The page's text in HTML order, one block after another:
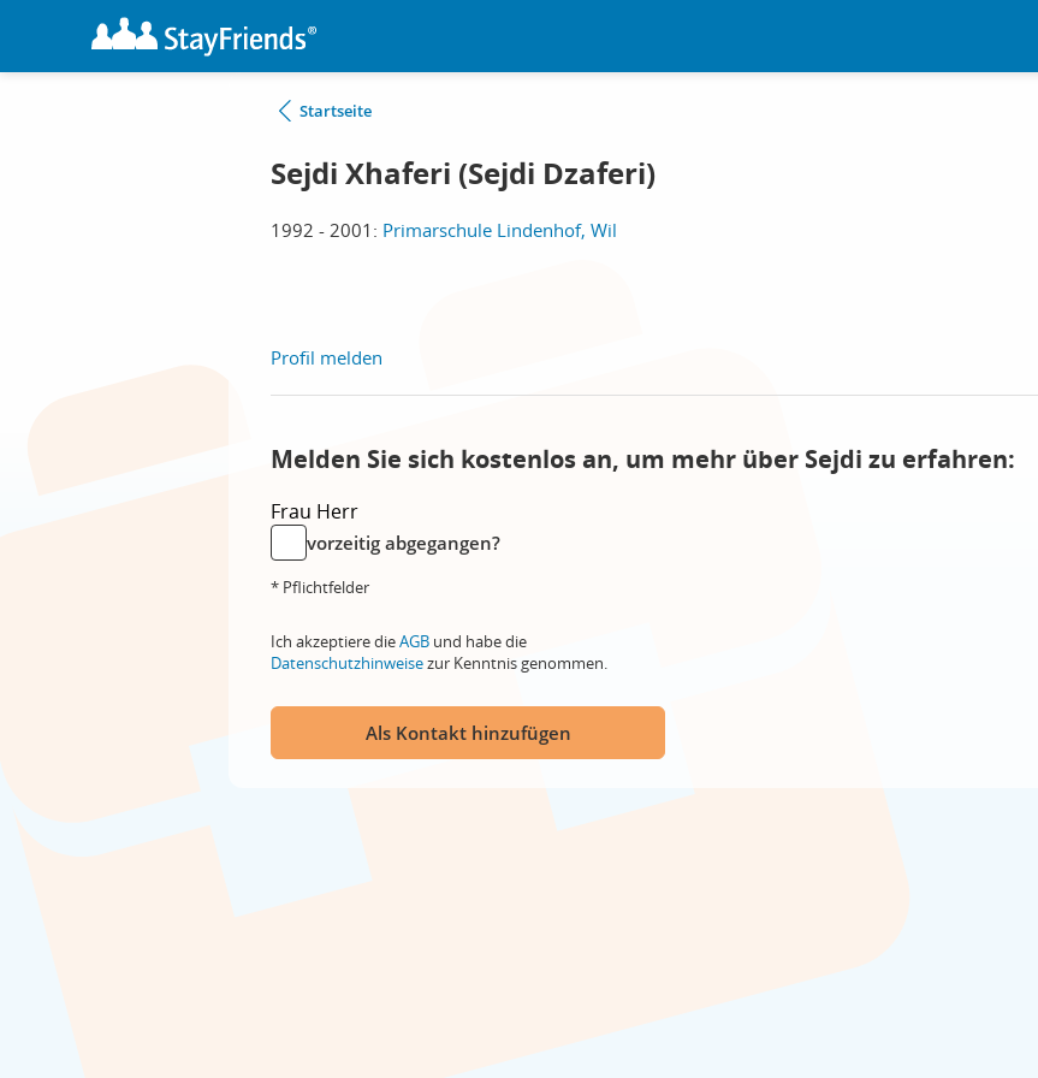
Startseite
Sejdi Xhaferi (Sejdi Dzaferi)
1992 - 2001: Primarschule Lindenhof, Wil
Profil melden
Melden Sie sich kostenlos an, um mehr über Sejdi zu erfahren:
Frau Herr
vorzeitig abgegangen?
* Pflichtfelder
Ich akzeptiere dieAGB und habe die
Datenschutzhinweisezur Kenntnis genommen.
Als Kontakt hinzufügen